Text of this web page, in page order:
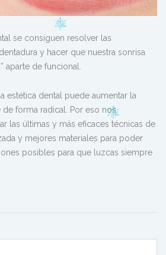
se consiguen resolver las
y hacer que nuestra sonrisa
aparte de funcional.
estética dental puede aumentar la
forma radical. Por eso nos
las últimas y más eficaces técnicas de
y mejores materiales para poder
posibles para que luzcas siempre